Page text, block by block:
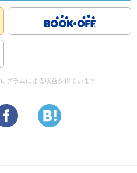
グラムによる収益を得ています